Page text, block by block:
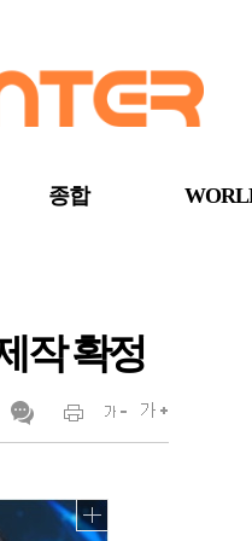
종합
작 확정